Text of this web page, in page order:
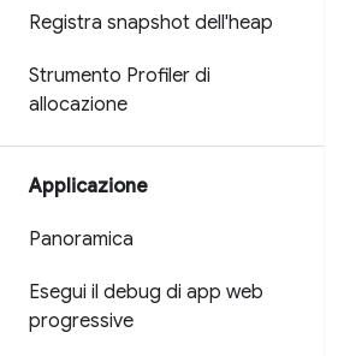
Registra snapshot dell'heap
Strumento Profiler di
allocazione
Applicazione
Panoramica
Esegui il debug di app web
progressive